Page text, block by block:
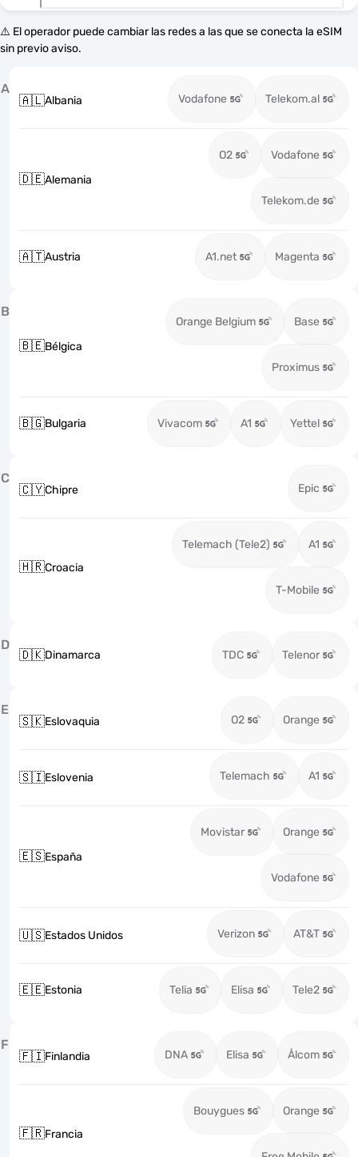
⚠️ El operador puede cambiar las redes a las que se conecta la eSIM
sin previo aviso.
A
🇦🇱Albania Vodafone Telekom.al
🇩🇪Alemania
O2 Vodafone
Telekom.de
🇦🇹Austria A1.net Magenta
B
🇧🇪Bélgica
Orange Belgium Base
Proximus
🇧🇬Bulgaria Vivacom A1 Yettel
C
🇨🇾Chipre Epic
🇭🇷Croacia
Telemach (Tele2) A1
T-Mobile
D
🇩🇰Dinamarca TDC Telenor
E
🇸🇰Eslovaquia O2 Orange
🇸🇮Eslovenia Telemach A1
🇪🇸España
Movistar Orange
Vodafone
🇺🇸Estados Unidos Verizon AT&T
🇪🇪Estonia Telia Elisa Tele2
F
🇫🇮Finlandia DNA Elisa Ålcom
🇫🇷Francia
Bouygues Orange